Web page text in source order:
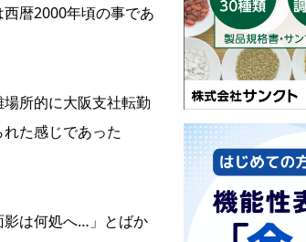
暦2000年頃の事であ
所的に大阪支社転勤
た感じであった
は何処へ…」とばか